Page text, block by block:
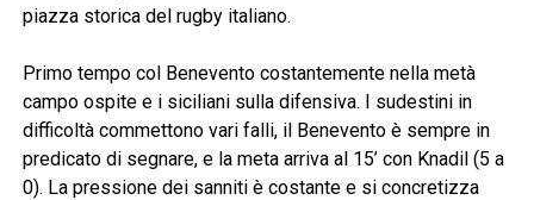
piazza storica del rugby italiano.
Primo tempo col Benevento costantemente nella metà
campo ospite e i siciliani sulla difensiva. I sudestini in
difficoltà commettono vari falli, il Benevento è sempre in
predicato di segnare, e la meta arriva al 15’ con Knadil (5 a
0). La pressione dei sanniti è costante e si concretizza